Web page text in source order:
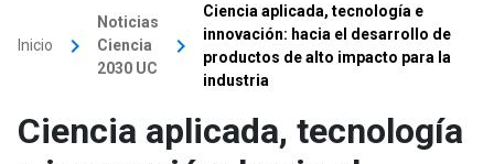
Inicio keyboard_arrow_right
Noticias
Ciencia
2030 UC
keyboard_arrow_right
Ciencia aplicada, tecnología e
innovación: hacia el desarrollo de
productos de alto impacto para la
industria
Ciencia aplicada, tecnología